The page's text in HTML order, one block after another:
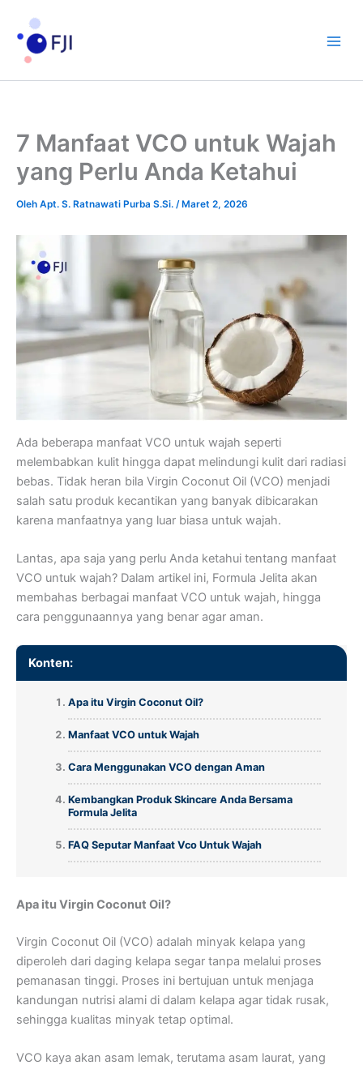
konten
7 Manfaat VCO untuk Wajah
yang Perlu Anda Ketahui
Oleh Apt. S. Ratnawati Purba S.Si. /Maret 2, 2026
Ada beberapa manfaat VCO untuk wajah seperti
melembabkan kulit hingga dapat melindungi kulit dari radiasi
bebas. Tidak heran bila Virgin Coconut Oil (VCO) menjadi
salah satu produk kecantikan yang banyak dibicarakan
karena manfaatnya yang luar biasa untuk wajah.
Lantas, apa saja yang perlu Anda ketahui tentang manfaat
VCO untuk wajah? Dalam artikel ini, Formula Jelita akan
membahas berbagai manfaat VCO untuk wajah, hingga
cara penggunaannya yang benar agar aman.
Konten:
Apa itu Virgin Coconut Oil?
Manfaat VCO untuk Wajah
Cara Menggunakan VCO dengan Aman
Kembangkan Produk Skincare Anda Bersama
Formula Jelita
FAQ Seputar Manfaat Vco Untuk Wajah
Apa itu Virgin Coconut Oil?
Virgin Coconut Oil (VCO) adalah minyak kelapa yang
diperoleh dari daging kelapa segar tanpa melalui proses
pemanasan tinggi. Proses ini bertujuan untuk menjaga
kandungan nutrisi alami di dalam kelapa agar tidak rusak,
sehingga kualitas minyak tetap optimal.
VCO kaya akan asam lemak, terutama asam laurat, yang